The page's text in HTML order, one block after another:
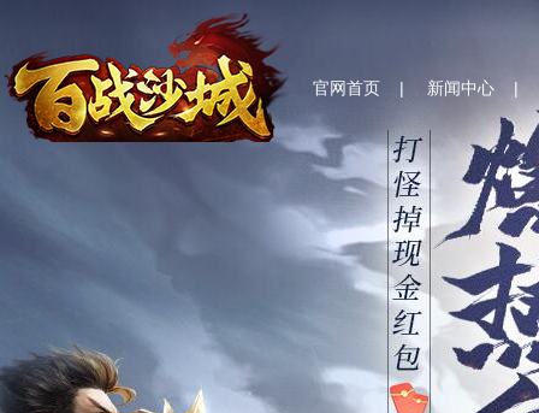
官网首页 | 新闻中心 |